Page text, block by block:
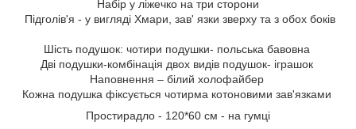
Набір у ліжечко на три сторони
Підголів'я - у вигляді Хмари, зав' язки зверху та з обох боків
Шість подушок: чотири подушки- польська бавовна
Дві подушки-комбінація двох видів подушок- іграшок
Наповнення – білий холофайбер
Кожна подушка фіксується чотирма котоновими зав'язками
Простирадло - 120*60 см - на гумці